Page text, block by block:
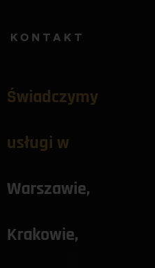
KONTAKT
Świadczymy
usługi w
Warszawie
Krakowie